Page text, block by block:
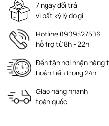
7 ngày đổi trả
vì bất kỳ lý do gì
Hotline 0909527506
hỗ trợ từ 8h - 22h
Đến tận nơi nhận hàng
hoàn tiền trong 24h
Giao hàng nhanh
toàn quốc